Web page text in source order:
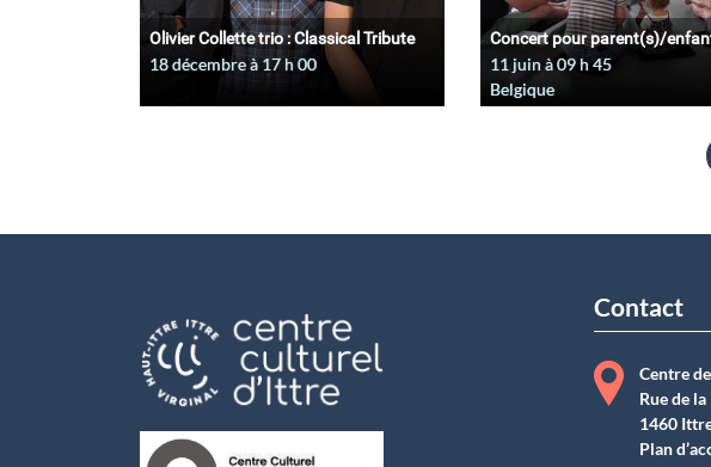
Olivier Collette trio : Classical Tribute
18 décembre à 17 h 00
Concert pour parent(s)/
11 juin à 09 h 45
Belgique
Contact
Centre
Rue de
1460
Plan